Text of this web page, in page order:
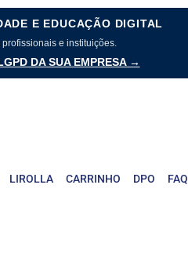
E EDUCAÇÃO DIGITAL
e instituições.
DA SUA EMPRESA →
LIROLLA CARRINHO DPO FAQ